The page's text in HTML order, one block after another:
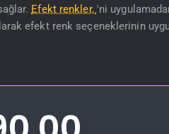
Efekt renkler, 'ni
efekt renk seçeneklerinin